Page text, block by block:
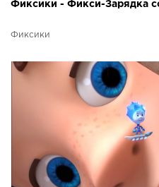
Фиксики - Фикси-Зарядка
Фиксики